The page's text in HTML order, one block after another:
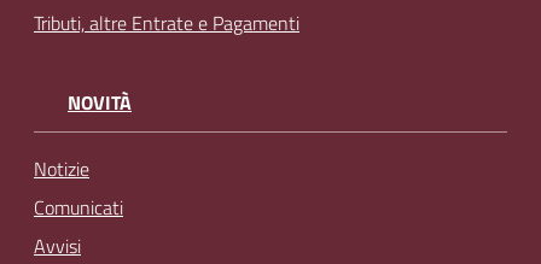
Tributi, altre Entrate e Pagamenti
NOVITÀ
Notizie
Comunicati
Avvisi